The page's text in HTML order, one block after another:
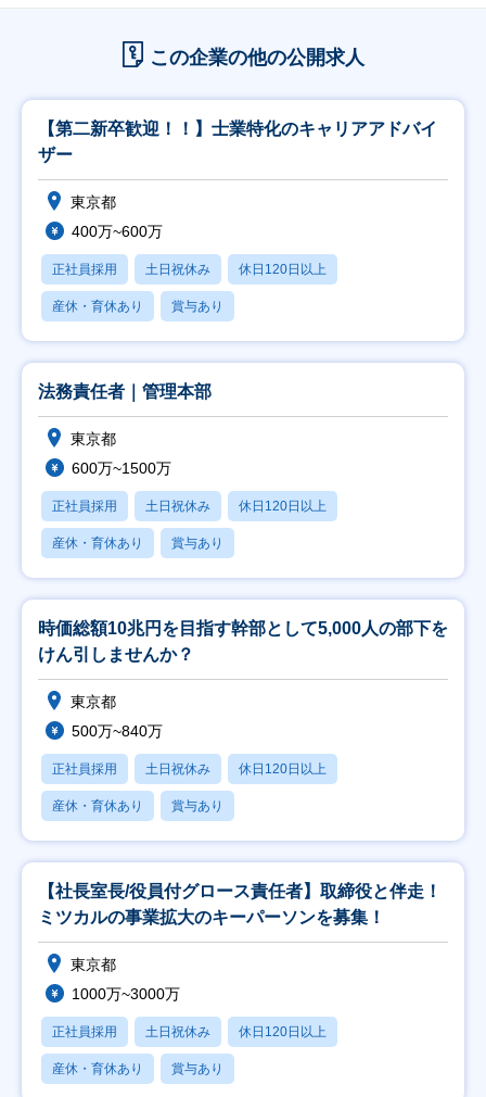
この企業の他の公開求人
【第二新卒歓迎！！】士業特化のキャリアアドバイ
ザー
東京都
400万~600万
正社員採用 土日祝休み 休日120日以上
産休・育休あり 賞与あり
法務責任者｜管理本部
東京都
600万~1500万
正社員採用 土日祝休み 休日120日以上
産休・育休あり 賞与あり
時価総額10兆円を目指す幹部として5,000人の部下を
けん引しませんか？
東京都
500万~840万
正社員採用 土日祝休み 休日120日以上
産休・育休あり 賞与あり
【社長室長/役員付グロース責任者】取締役と伴走！
ミツカルの事業拡大のキーパーソンを募集！
東京都
1000万~3000万
正社員採用 土日祝休み 休日120日以上
産休・育休あり 賞与あり